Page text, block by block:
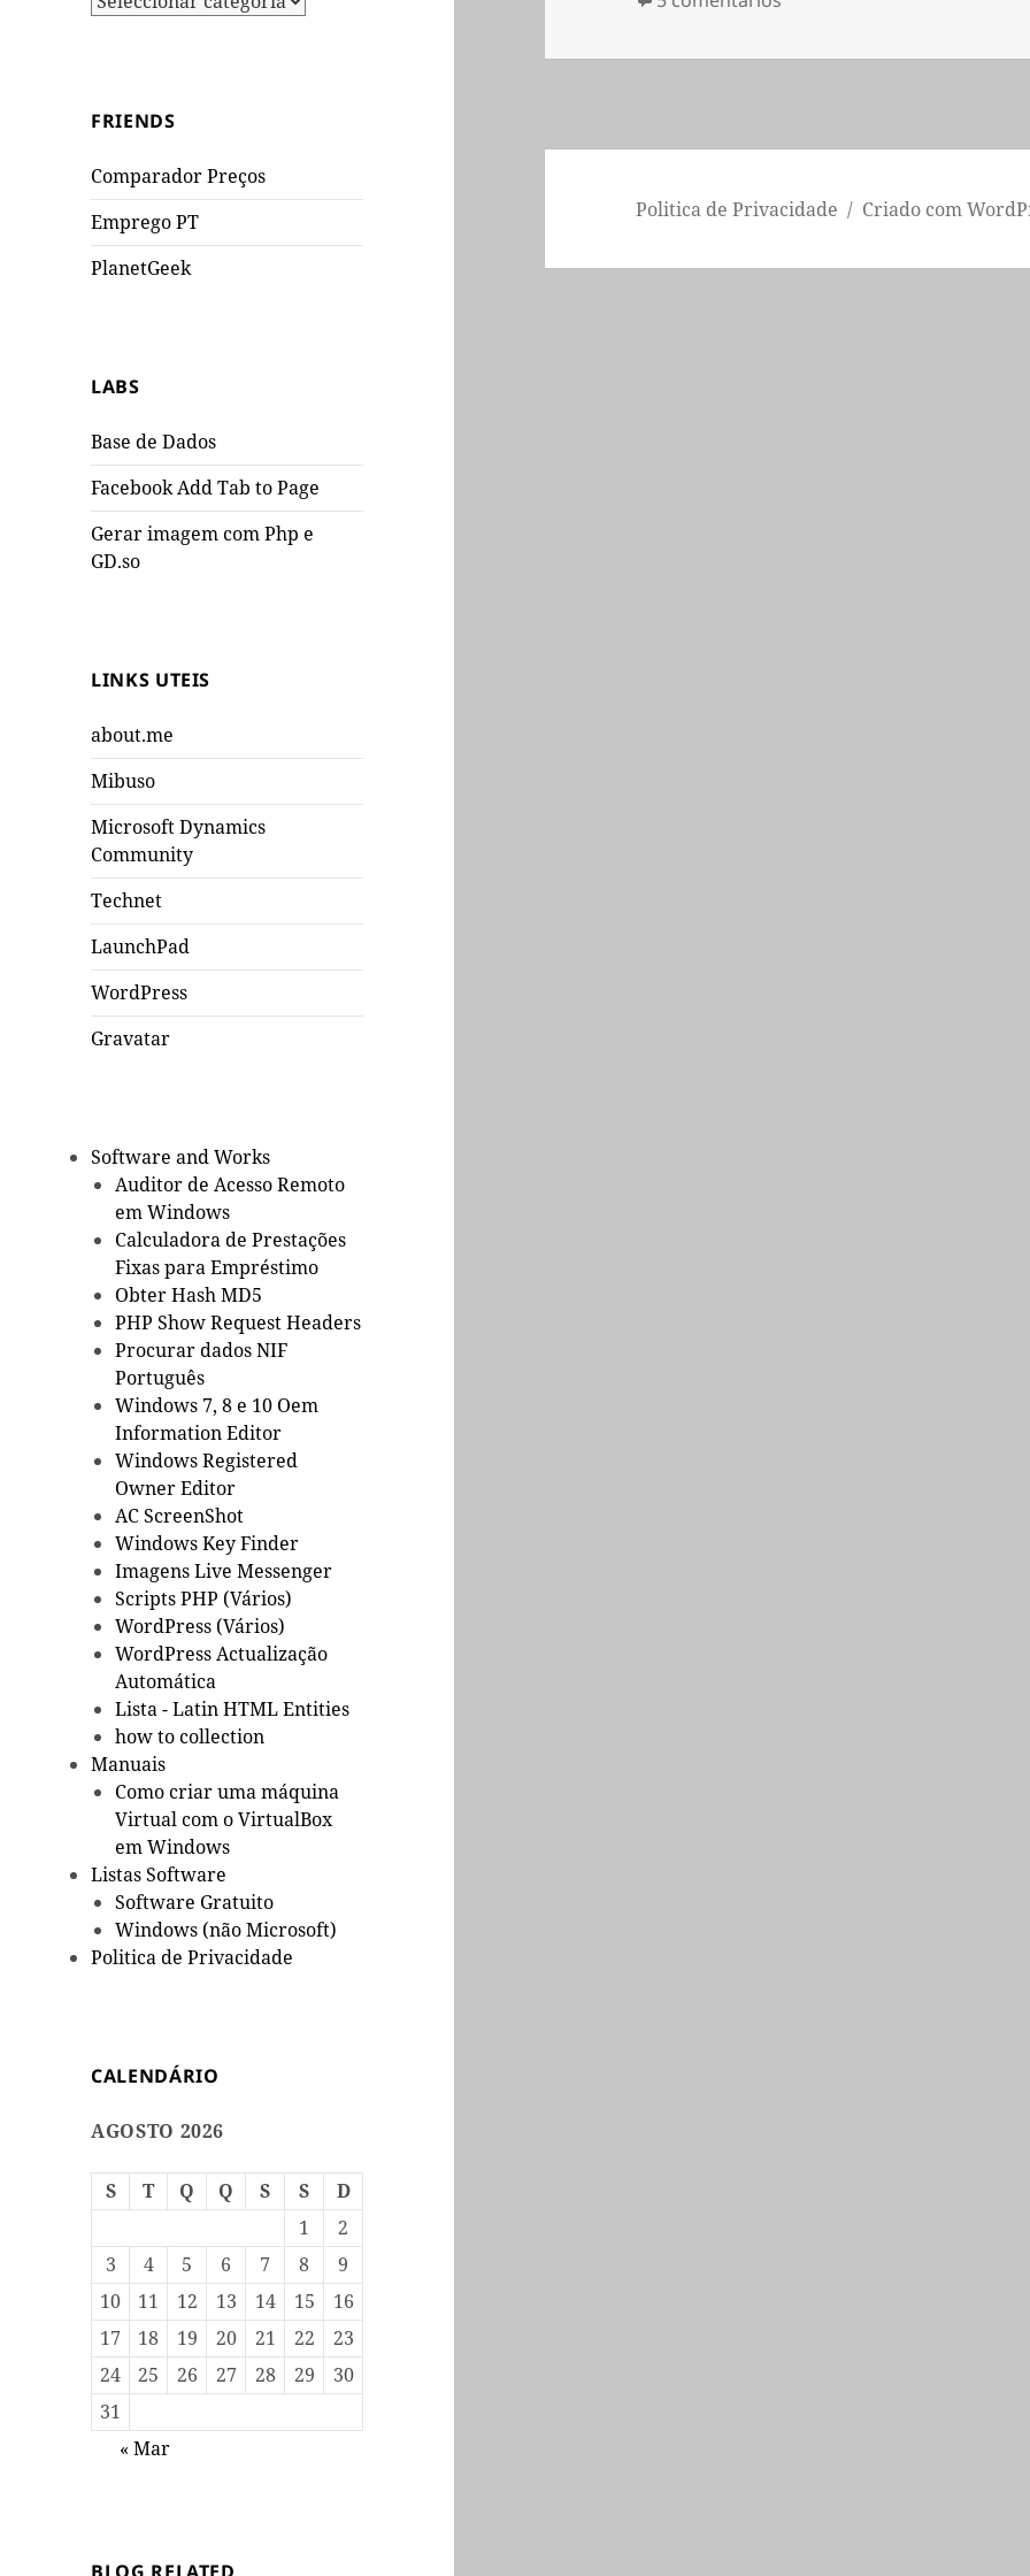
FRIENDS
Comparador Preços
Emprego PT
PlanetGeek
LABS
Base de Dados
Facebook Add Tab to Page
Gerar imagem com Php e
GD.so
LINKS UTEIS
about.me
Mibuso
Microsoft Dynamics
Community
Technet
LaunchPad
WordPress
Gravatar
Software and Works
Auditor de Acesso Remoto
em Windows
Calculadora de Prestações
Fixas para Empréstimo
Obter Hash MD5
PHP Show Request Headers
Procurar dados NIF
Português
Windows 7, 8 e 10 Oem
Information Editor
Windows Registered
Owner Editor
AC ScreenShot
Windows Key Finder
Imagens Live Messenger
Scripts PHP (Vários)
WordPress (Vários)
WordPress Actualização
Automática
Lista - Latin HTML Entities
how to collection
Manuais
Como criar uma máquina
Virtual com o VirtualBox
em Windows
Listas Software
Software Gratuito
Windows (não Microsoft)
Politica de Privacidade
CALENDÁRIO
AGOSTO 2026
S T Q Q S S
D
1
2
3
4 5 6 7 8
9
10
11 12 13 14 15
16
17
18 19 20 21 22
23
24
25 26 27 28 29
30
31
« Mar
Politica de Privacidade Criado com